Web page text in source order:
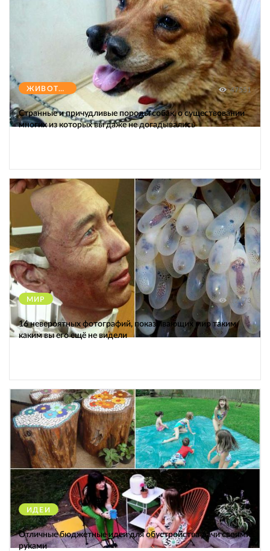
ЖИВОТНЫЕ 47551
Странные и причудливые породы собак, о существовании
многих из которых вы даже не догадывались
МИР 12473
16 невероятных фотографий, показывающих мир таким,
каким вы его ещё не видели
ИДЕИ 38546
Отличные бюджетные идеи для обустройства дачи своими
руками